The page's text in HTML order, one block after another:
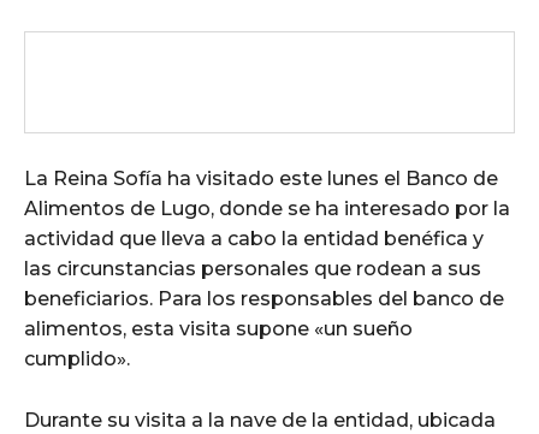
La Reina Sofía ha visitado este lunes el Banco de
Alimentos de Lugo, donde se ha interesado por la
actividad que lleva a cabo la entidad benéfica y
las circunstancias personales que rodean a sus
beneficiarios. Para los responsables del banco de
alimentos, esta visita supone «un sueño
cumplido».
Durante su visita a la nave de la entidad, ubicada